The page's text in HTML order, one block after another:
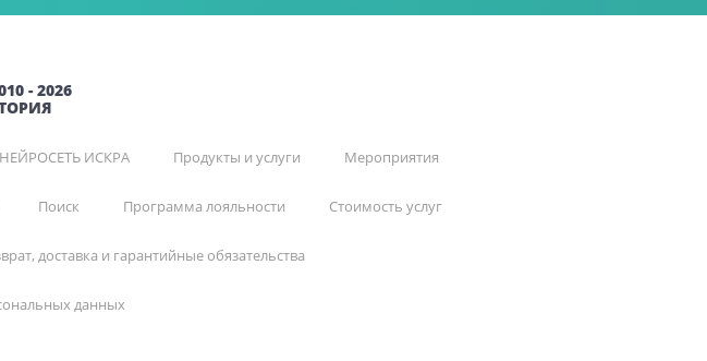
- 2026
НЕЙРОСЕТЬ ИСКРА Продукты и услуги Мероприятия
Поиск Программа лояльности Стоимость услуг
доставка и гарантийные обязательства
данных